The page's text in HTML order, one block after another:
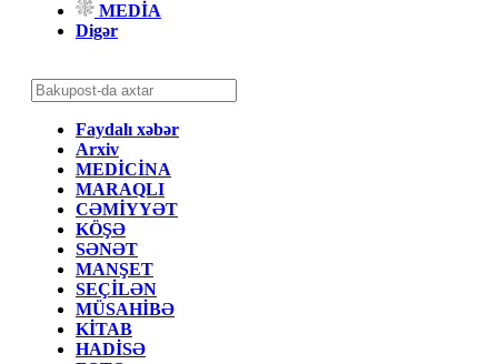
MEDİA
Digər
Faydalı xəbər
Arxiv
MEDİCİNA
MARAQLI
CƏMİYYƏT
KÖŞƏ
SƏNƏT
MANŞET
SEÇİLƏN
MÜSAHİBƏ
KİTAB
HADİSƏ